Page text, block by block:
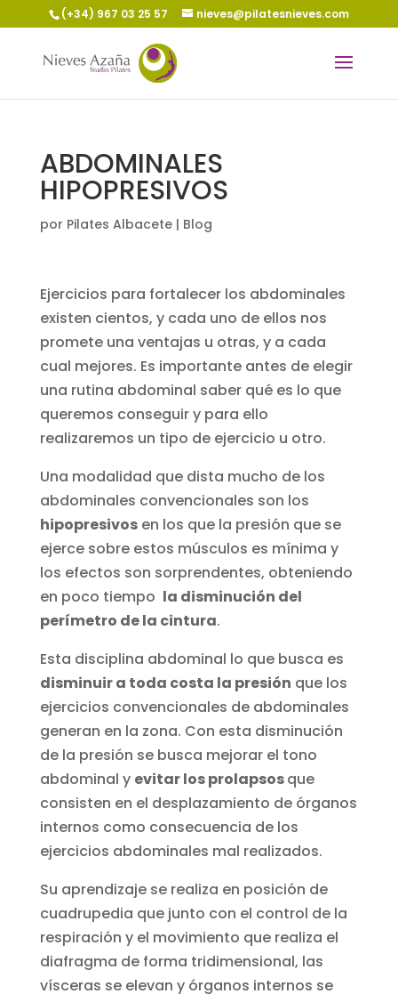
(+34) 967 03 25 57 nieves@pilatesnieves.com
ABDOMINALES
HIPOPRESIVOS
por Pilates Albacete| Blog
Ejercicios para fortalecer los abdominales
existen cientos, y cada uno de ellos nos
promete una ventajas u otras, y a cada
cual mejores. Es importante antes de elegir
una rutina abdominal saber qué es lo que
queremos conseguir y para ello
realizaremos un tipo de ejercicio u otro.
Una modalidad que dista mucho de los
abdominales convencionales son los
hipopresivosen los que la presión que se
ejerce sobre estos músculos es mínima y
los efectos son sorprendentes, obteniendo
en poco tiempo la disminución del
perímetro de la cintura.
Esta disciplina abdominal lo que busca es
disminuir a toda costa la presión que los
ejercicios convencionales de abdominales
generan en la zona. Con esta disminución
de la presión se busca mejorar el tono
abdominal y evitar los prolapsosque
consisten en el desplazamiento de órganos
internos como consecuencia de los
ejercicios abdominales mal realizados.
Su aprendizaje se realiza en posición de
cuadrupedia que junto con el control de la
respiración y el movimiento que realiza el
diafragma de forma tridimensional, las
vísceras se elevan y órganos internos se